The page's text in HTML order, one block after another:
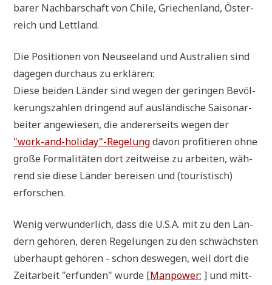
ba­rer Nach­bar­schaft von Chi­le, Grie­chen­land, Öster­
reich und Lettland.
Die Posi­tio­nen von Neu­see­land und Austra­li­en sind
dage­gen durch­aus zu erklären:
Die­se bei­den Län­der sind wegen der gerin­gen Bevöl­
ke­rungs­zah­len drin­gend auf aus­län­di­sche Sai­son­ar­
bei­ter ange­wie­sen, die ande­rer­seits wegen der
"work-and-holiday"-Regelungdavon pro­fi­tie­ren ohne
gro­ße For­ma­li­tä­ten dort zeit­wei­se zu arbei­ten, wäh­
rend sie die­se Län­der berei­sen und (tou­ri­stisch)
erforschen.
Wenig ver­wun­der­lich, dass die U.S.A. mit zu den Län­
dern gehö­ren, deren Rege­lun­gen zu den schwäch­sten
über­haupt gehö­ren - schon des­we­gen, weil dort die
Zeit­ar­beit "erfun­den" wur­de [Man­power; ] und mitt­